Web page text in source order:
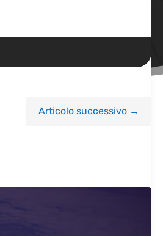
Articolo successivo→